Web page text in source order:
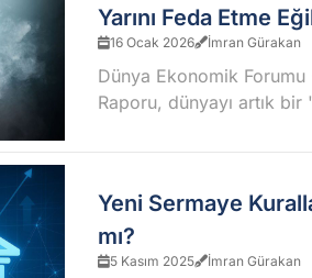
Yarını Feda Etme
16 Ocak 2026 İmran Gürakan
Dünya Ekonomik Forumu
Raporu, dünyayı artık
Yeni Sermaye
mı?
5 Kasım 2025 İmran Gürakan